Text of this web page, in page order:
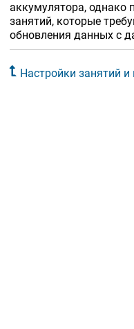
аккумулятора, однако
занятий, которые
обновления данных с
Настройки занятий